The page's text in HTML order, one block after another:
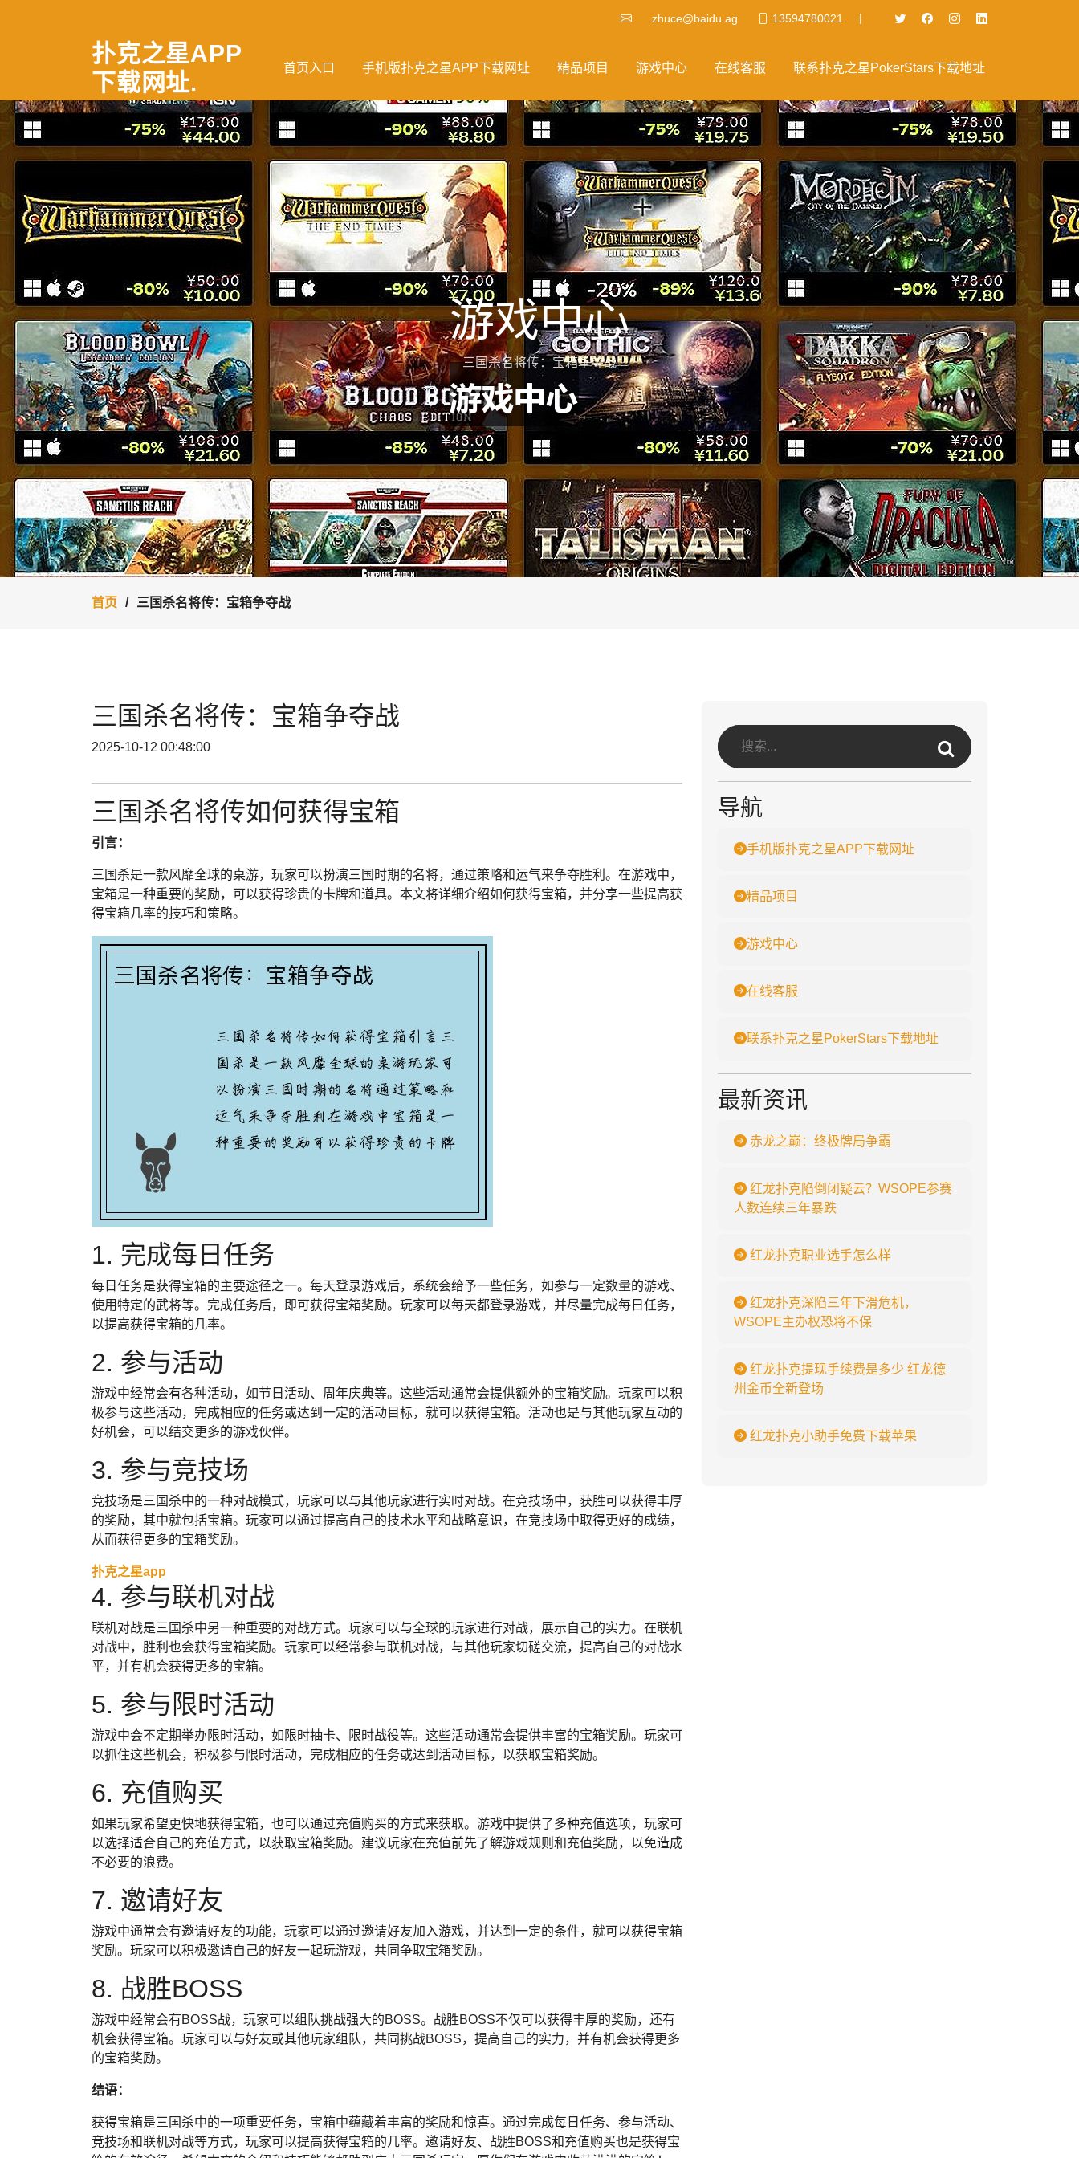
zhuce@baidu.ag 13594780021 |
扑克之星APP
下载网址.
首页入口 手机版扑克之星APP下载网址 精品项目 游戏中心 在线客服 联系扑克之星PokerStars下载地址
游戏中心
三国杀名将传：宝箱争夺战
首页 三国杀名将传：宝箱争夺战
三国杀名将传：宝箱争夺战
2025-10-12 00:48:00
三国杀名将传如何获得宝箱
引言：
三国杀是一款风靡全球的桌游，玩家可以扮演三国时期的名将，通过策略和运气来争夺胜利。在游戏中，
宝箱是一种重要的奖励，可以获得珍贵的卡牌和道具。本文将详细介绍如何获得宝箱，并分享一些提高获
得宝箱几率的技巧和策略。
1. 完成每日任务
每日任务是获得宝箱的主要途径之一。每天登录游戏后，系统会给予一些任务，如参与一定数量的游戏、
使用特定的武将等。完成任务后，即可获得宝箱奖励。玩家可以每天都登录游戏，并尽量完成每日任务，
以提高获得宝箱的几率。
2. 参与活动
游戏中经常会有各种活动，如节日活动、周年庆典等。这些活动通常会提供额外的宝箱奖励。玩家可以积
极参与这些活动，完成相应的任务或达到一定的活动目标，就可以获得宝箱。活动也是与其他玩家互动的
好机会，可以结交更多的游戏伙伴。
3. 参与竞技场
竞技场是三国杀中的一种对战模式，玩家可以与其他玩家进行实时对战。在竞技场中，获胜可以获得丰厚
的奖励，其中就包括宝箱。玩家可以通过提高自己的技术水平和战略意识，在竞技场中取得更好的成绩，
从而获得更多的宝箱奖励。
扑克之星app
4. 参与联机对战
联机对战是三国杀中另一种重要的对战方式。玩家可以与全球的玩家进行对战，展示自己的实力。在联机
对战中，胜利也会获得宝箱奖励。玩家可以经常参与联机对战，与其他玩家切磋交流，提高自己的对战水
平，并有机会获得更多的宝箱。
5. 参与限时活动
游戏中会不定期举办限时活动，如限时抽卡、限时战役等。这些活动通常会提供丰富的宝箱奖励。玩家可
以抓住这些机会，积极参与限时活动，完成相应的任务或达到活动目标，以获取宝箱奖励。
6. 充值购买
如果玩家希望更快地获得宝箱，也可以通过充值购买的方式来获取。游戏中提供了多种充值选项，玩家可
以选择适合自己的充值方式，以获取宝箱奖励。建议玩家在充值前先了解游戏规则和充值奖励，以免造成
不必要的浪费。
7. 邀请好友
游戏中通常会有邀请好友的功能，玩家可以通过邀请好友加入游戏，并达到一定的条件，就可以获得宝箱
奖励。玩家可以积极邀请自己的好友一起玩游戏，共同争取宝箱奖励。
8. 战胜BOSS
游戏中经常会有BOSS战，玩家可以组队挑战强大的BOSS。战胜BOSS不仅可以获得丰厚的奖励，还有
机会获得宝箱。玩家可以与好友或其他玩家组队，共同挑战BOSS，提高自己的实力，并有机会获得更多
的宝箱奖励。
结语：
获得宝箱是三国杀中的一项重要任务，宝箱中蕴藏着丰富的奖励和惊喜。通过完成每日任务、参与活动、
竞技场和联机对战等方式，玩家可以提高获得宝箱的几率。邀请好友、战胜BOSS和充值购买也是获得宝
导航
手机版扑克之星APP下载网址
精品项目
游戏中心
在线客服
联系扑克之星PokerStars下载地址
最新资讯
赤龙之巅：终极牌局争霸
红龙扑克陷倒闭疑云？WSOPE参赛
人数连续三年暴跌
红龙扑克职业选手怎么样
红龙扑克深陷三年下滑危机，
WSOPE主办权恐将不保
红龙扑克提现手续费是多少 红龙德
州金币全新登场
红龙扑克小助手免费下载苹果